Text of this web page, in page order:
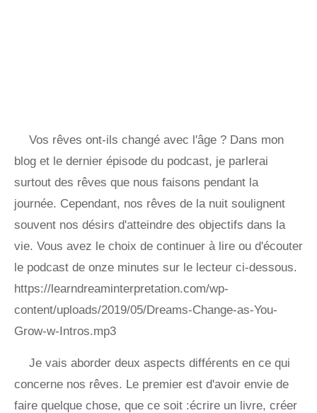
Vos rêves ont-ils changé avec l'âge ? Dans mon
blog et le dernier épisode du podcast, je parlerai
surtout des rêves que nous faisons pendant la
journée. Cependant, nos rêves de la nuit soulignent
souvent nos désirs d'atteindre des objectifs dans la
vie. Vous avez le choix de continuer à lire ou d'écouter
le podcast de onze minutes sur le lecteur ci-dessous.
https://learndreaminterpretation.com/wp-
content/uploads/2019/05/Dreams-Change-as-You-
Grow-w-Intros.mp3
Je vais aborder deux aspects différents en ce qui
concerne nos rêves. Le premier est d'avoir envie de
faire quelque chose, que ce soit :écrire un livre, créer